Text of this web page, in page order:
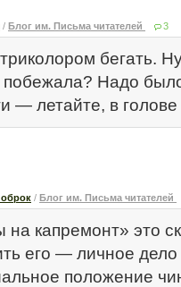
/ Блог им. Письма читателей 3
бегать.
побежала? Надо
— летайте, в голове
/ Блог им. Письма читателей
капремонт» это
его — личное дело
положение